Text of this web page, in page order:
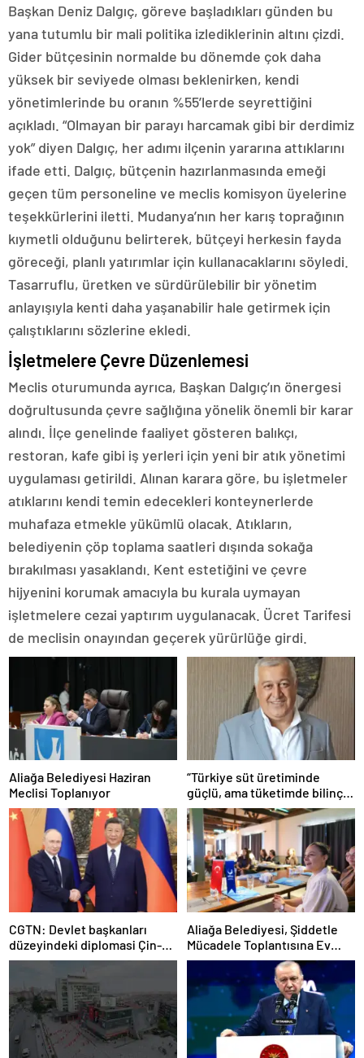
Başkan Deniz Dalgıç, göreve başladıkları günden bu
yana tutumlu bir mali politika izlediklerinin altını çizdi.
Gider bütçesinin normalde bu dönemde çok daha
yüksek bir seviyede olması beklenirken, kendi
yönetimlerinde bu oranın %55’lerde seyrettiğini
açıkladı. “Olmayan bir parayı harcamak gibi bir derdimiz
yok” diyen Dalgıç, her adımı ilçenin yararına attıklarını
ifade etti. Dalgıç, bütçenin hazırlanmasında emeği
geçen tüm personeline ve meclis komisyon üyelerine
teşekkürlerini iletti. Mudanya’nın her karış toprağının
kıymetli olduğunu belirterek, bütçeyi herkesin fayda
göreceği, planlı yatırımlar için kullanacaklarını söyledi.
Tasarruflu, üretken ve sürdürülebilir bir yönetim
anlayışıyla kenti daha yaşanabilir hale getirmek için
çalıştıklarını sözlerine ekledi.
İşletmelere Çevre Düzenlemesi
Meclis oturumunda ayrıca, Başkan Dalgıç’ın önergesi
doğrultusunda çevre sağlığına yönelik önemli bir karar
alındı. İlçe genelinde faaliyet gösteren balıkçı,
restoran, kafe gibi iş yerleri için yeni bir atık yönetimi
uygulaması getirildi. Alınan karara göre, bu işletmeler
atıklarını kendi temin edecekleri konteynerlerde
muhafaza etmekle yükümlü olacak. Atıkların,
belediyenin çöp toplama saatleri dışında sokağa
bırakılması yasaklandı. Kent estetiğini ve çevre
hijyenini korumak amacıyla bu kurala uymayan
işletmelere cezai yaptırım uygulanacak. Ücret Tarifesi
de meclisin onayından geçerek yürürlüğe girdi.
Aliağa Belediyesi Haziran
Meclisi Toplanıyor
“Türkiye süt üretiminde
güçlü, ama tüketimde bilinç
şart”
CGTN: Devlet başkanları
düzeyindeki diplomasi Çin-
Rusya arasındaki büyüyen
ortaklığı güçlendiriyor
Aliağa Belediyesi, Şiddetle
Mücadele Toplantısına Ev
Sahipliği Yaptı